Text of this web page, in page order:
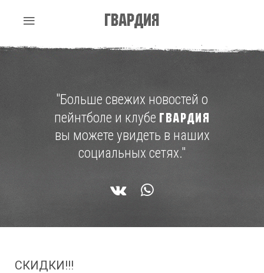
Гвардия
"Больше свежих новостей о
пейнтболе и клубе
ГВАРДИЯ
вы можете увидеть в наших
социальных сетях."
СКИДКИ!!!